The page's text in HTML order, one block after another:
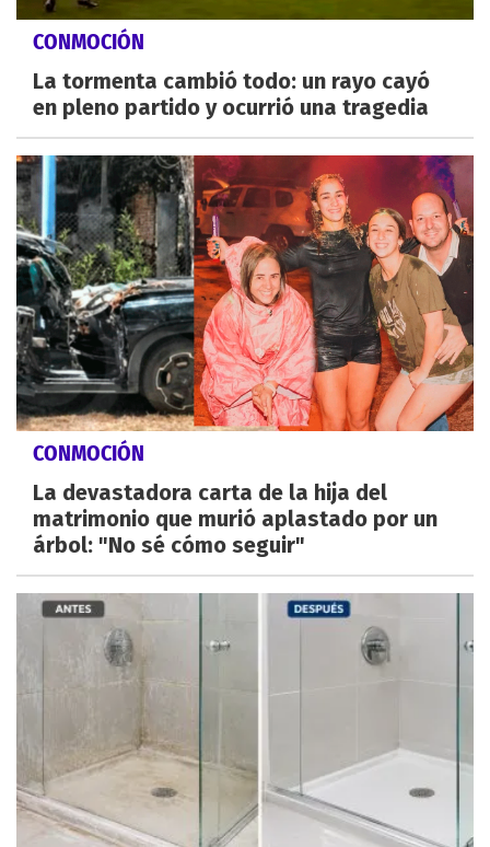
CONMOCIÓN
La tormenta cambió todo: un rayo cayó
en pleno partido y ocurrió una tragedia
CONMOCIÓN
La devastadora carta de la hija del
matrimonio que murió aplastado por un
árbol: "No sé cómo seguir"